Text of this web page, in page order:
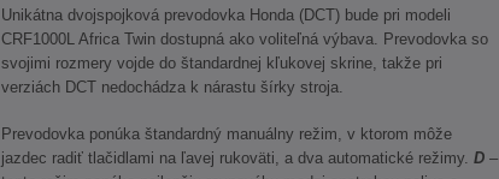
Unikátna dvojspojková prevodovka Honda (DCT) bude pri modeli
CRF1000L Africa Twin dostupná ako voliteľná výbava. Prevodovka so
svojimi rozmery vojde do štandardnej kľukovej skrine, takže pri
verziách DCT nedochádza k nárastu šírky stroja.
Prevodovka ponúka štandardný manuálny režim, v ktorom môže
jazdec radiť tlačidlami na ľavej rukoväti, a dva automatické režimy. D –